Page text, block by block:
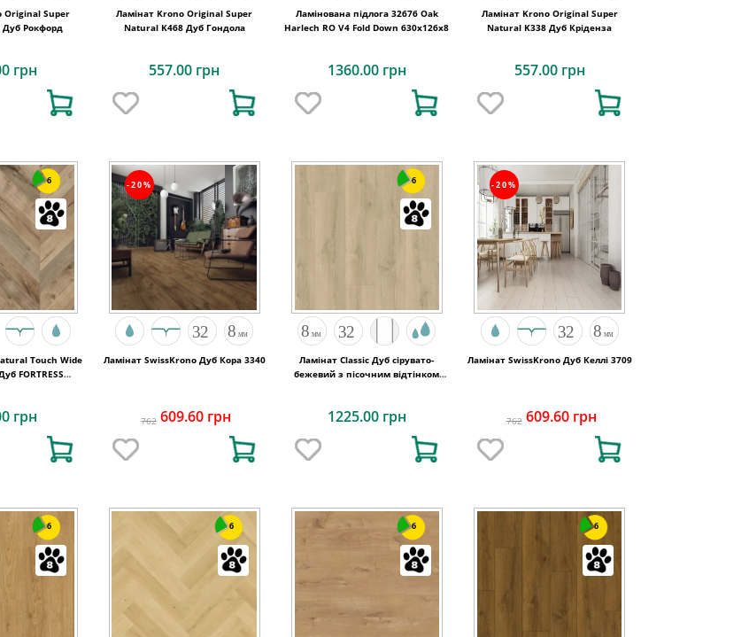
Original Super
Рокфорд
грн
Ламінат Krono Original Super
Natural K468 Дуб Гондола
557.00 грн
Ламінована підлога 32676 Oak
Harlech RO V4 Fold Down 630x126x8
1360.00 грн
Ламінат Krono Original Super
Natural K338 Дуб Кріденза
557.00 грн
6
Touch Wide
FORTRESS
грн
-20%
Ламінат SwissKrono Дуб Кора 3340
762 609.60 грн
6
Ламінат Classic Дуб сірувато-
бежевий з пісочним відтінком
1225.00 грн
-20%
Ламінат SwissKrono Дуб Келлі 3709
762 609.60 грн
6 6 6 6